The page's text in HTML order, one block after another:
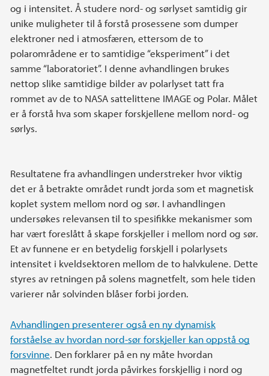
og i intensitet. Å studere nord- og sørlyset samtidig gir
unike muligheter til å forstå prosessene som dumper
elektroner ned i atmosfæren, ettersom de to
polarområdene er to samtidige “eksperiment” i det
samme “laboratoriet”. I denne avhandlingen brukes
nettop slike samtidige bilder av polarlyset tatt fra
rommet av de to NASA sattelittene IMAGE og Polar. Målet
er å forstå hva som skaper forskjellene mellom nord- og
sørlys.
Resultatene fra avhandlingen understreker hvor viktig
det er å betrakte området rundt jorda som et magnetisk
koplet system mellom nord og sør. I avhandlingen
undersøkes relevansen til to spesifikke mekanismer som
har vært foreslått å skape forskjeller i mellom nord og sør.
Et av funnene er en betydelig forskjell i polarlysets
intensitet i kveldsektoren mellom de to halvkulene. Dette
styres av retningen på solens magnetfelt, som hele tiden
varierer når solvinden blåser forbi jorden.
Avhandlingen presenterer også en ny dynamisk
forståelse av hvordan nord-sør forskjeller kan oppstå og
forsvinne. Den forklarer på en ny måte hvordan
magnetfeltet rundt jorda påvirkes forskjellig i nord og